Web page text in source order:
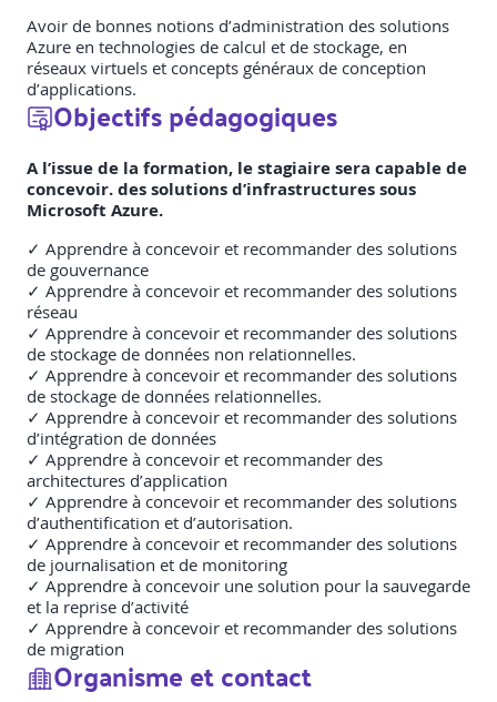
Avoir de bonnes notions d’administration des solutions
Azure en technologies de calcul et de stockage, en
réseaux virtuels et concepts généraux de conception
d’applications.
Objectifs pédagogiques
A l’issue de la formation, le stagiaire sera capable de
concevoir. des solutions d’infrastructures sous
Microsoft Azure.
✓ Apprendre à concevoir et recommander des solutions
de gouvernance
✓ Apprendre à concevoir et recommander des solutions
réseau
✓ Apprendre à concevoir et recommander des solutions
de stockage de données non relationnelles.
✓ Apprendre à concevoir et recommander des solutions
de stockage de données relationnelles.
✓ Apprendre à concevoir et recommander des solutions
d’intégration de données
✓ Apprendre à concevoir et recommander des
architectures d’application
✓ Apprendre à concevoir et recommander des solutions
d’authentification et d’autorisation.
✓ Apprendre à concevoir et recommander des solutions
de journalisation et de monitoring
✓ Apprendre à concevoir une solution pour la sauvegarde
et la reprise d’activité
✓ Apprendre à concevoir et recommander des solutions
de migration
Organisme et contact